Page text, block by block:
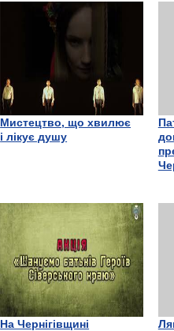
Мистецтво, що хвилює
і лікує душу
На Чернігівщині